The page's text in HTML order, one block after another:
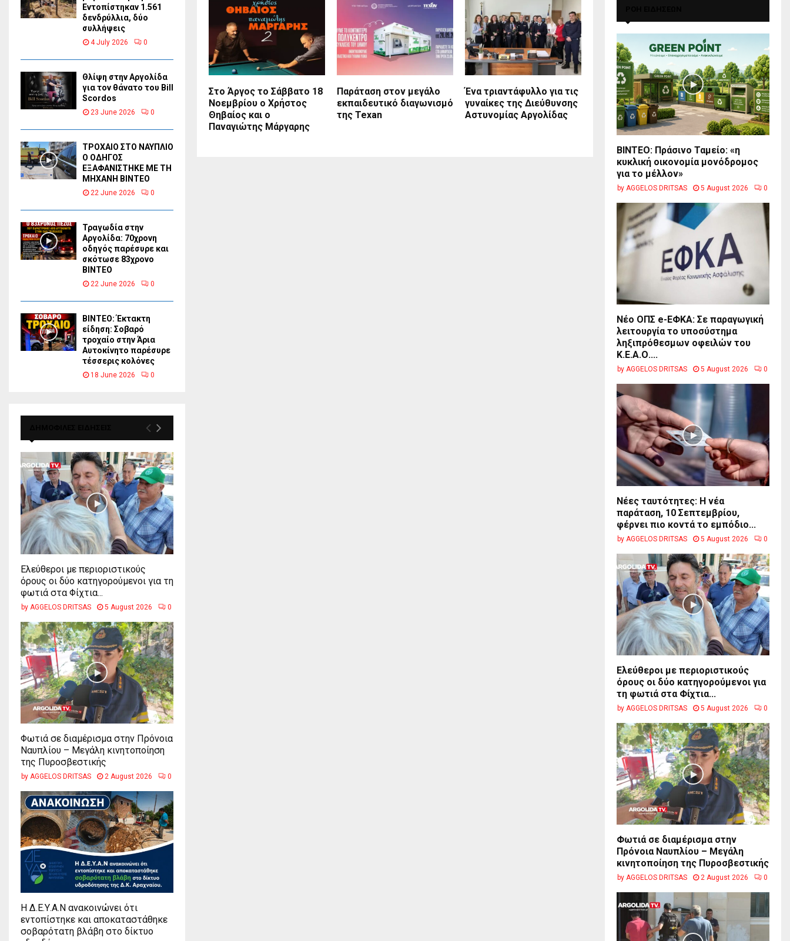
Στο Άργος το Σάββατο 18
Νοεμβρίου ο Χρήστος
Θηβαίος και ο
Παναγιώτης Μάργαρης
Παράταση στον μεγάλο
εκπαιδευτικό διαγωνισμό
της Texan
Ένα τριαντάφυλλο για τις
γυναίκες της Διεύθυνσης
Αστυνομίας Αργολίδας
Εντοπίστηκαν 1.561
δενδρύλλια, δύο
συλλήψεις
4 July 2026 0
Θλίψη στην Αργολίδα
για τον θάνατο του Bill
Scordos
23 June 2026 0
ΤΡΟΧΑΙΟ ΣΤΟ ΝΑΥΠΛΙΟ
Ο ΟΔΗΓΟΣ
ΕΞΑΦΑΝΙΣΤΗΚΕ ΜΕ ΤΗ
ΜΗΧΑΝΗ ΒΙΝΤΕΟ
22 June 2026 0
Τραγωδία στην
Αργολίδα: 70χρονη
οδηγός παρέσυρε και
σκότωσε 83χρονο
ΒΙΝΤΕΟ
22 June 2026 0
ΒΙΝΤΕΟ: Έκτακτη
είδηση: Σοβαρό
τροχαίο στην Άρια
Αυτοκίνητο παρέσυρε
τέσσερις κολόνες
18 June 2026 0
Ελεύθεροι με περιοριστικούς
όρους οι δύο κατηγορούμενοι για τη
φωτιά στα Φίχτια...
by AGGELOS DRITSAS 5 August 2026 0
Φωτιά σε διαμέρισμα στην Πρόνοια
Ναυπλίου – Μεγάλη κινητοποίηση
της Πυροσβεστικής
by AGGELOS DRITSAS 2 August 2026 0
Η Δ.Ε.Υ.Α.Ν ανακοινώνει ότι
εντοπίστηκε και αποκαταστάθηκε
σοβαρότατη βλάβη στο δίκτυο
BINTEO: Πράσινο Ταμείο: «η
κυκλική οικονομία μονόδρομος
για το μέλλον»
by AGGELOS DRITSAS 5 August 2026 0
Νέο ΟΠΣ e-ΕΦΚΑ: Σε παραγωγική
λειτουργία το υποσύστημα
ληξιπρόθεσμων οφειλών του
Κ.Ε.Α.Ο....
by AGGELOS DRITSAS 5 August 2026 0
Νέες ταυτότητες: Η νέα
παράταση, 10 Σεπτεμβρίου,
φέρνει πιο κοντά το εμπόδιο...
by AGGELOS DRITSAS 5 August 2026 0
Ελεύθεροι με περιοριστικούς
όρους οι δύο κατηγορούμενοι για
τη φωτιά στα Φίχτια...
by AGGELOS DRITSAS 5 August 2026 0
Φωτιά σε διαμέρισμα στην
Πρόνοια Ναυπλίου – Μεγάλη
κινητοποίηση της Πυροσβεστικής
by AGGELOS DRITSAS 2 August 2026 0